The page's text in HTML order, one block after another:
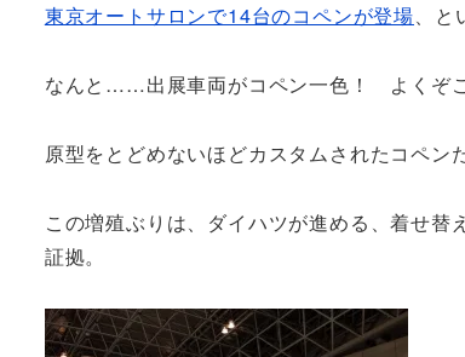
東京オートサロンで14台のコペンが登場、と
なんと……出展車両がコペン一色！ よくぞこ
原型をとどめないほどカスタムされたコペンた
この増殖ぶりは、ダイハツが進める、着せ
証拠。